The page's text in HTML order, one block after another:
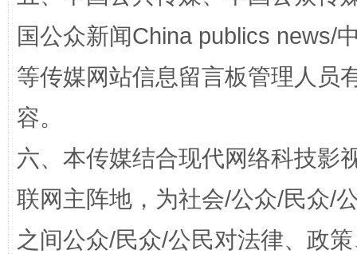
扯下公款旅游的“隐身衣” 如何以
国公众新闻China publics news/
等传媒网站信息留言板管理人员
容。
六、本传媒结合现代网络科技影
联网主阵地，为社会/公众/民众/
之间公众/民众/公民对法律、政